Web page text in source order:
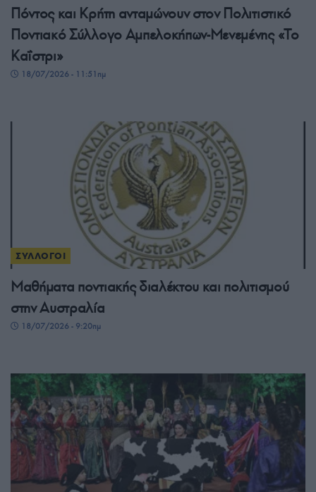
Πόντος και Κρήτη ανταμώνουν στον Πολιτιστικό
Ποντιακό Σύλλογο Αμπελοκήπων-Μενεμένης «Το
Καΐστρι»
18/07/2026 - 11:51πμ
ΣΥΛΛΟΓΟΙ
Μαθήματα ποντιακής διαλέκτου και πολιτισμού
στην Αυστραλία
18/07/2026 - 9:20πμ